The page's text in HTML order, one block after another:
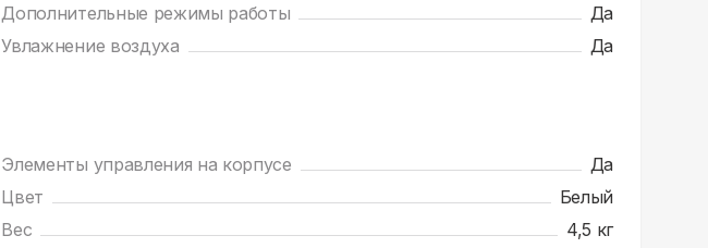
Дополнительные режимы работы
Да
Увлажнение воздуха
Да
Элементы управления на корпусе
Да
Цвет
Белый
Вес
4,5 кг